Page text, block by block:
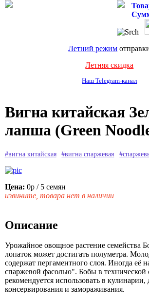
Летний режим
Летняя скидка
Наш Telegram-канал
Вигна китайская
лапша (Green
#вигна китайская #вигна спаржевая
Цена: 0р / 5 семян
извините, товара нет в наличии
Описание
Урожайное овощное растение семейства
лопаток может достигать полуметра.
содержат пергаментного слоя. Иногда её
спаржевой фасолью". Бобы в технической
рекомендуется использовать в кулинарии,
консервирования и замораживания.